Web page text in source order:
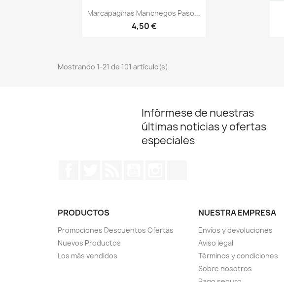
Vista rápida
Marcapaginas Manchegos Paso...
4,50 €
Mostrando 1-21 de 101 artículo(s)
Infórmese de nuestras
últimas noticias y ofertas
especiales
PRODUCTOS
Promociones Descuentos Ofertas
Nuevos Productos
Los más vendidos
NUESTRA EMPRESA
Envíos y devoluciones
Aviso legal
Términos y condiciones
Sobre nosotros